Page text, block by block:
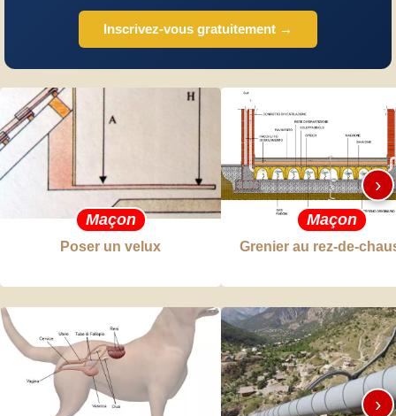
Inscrivez-vous gratuitement →
Maçon
Poser un velux
Maçon
Grenier au rez-de-
›
›